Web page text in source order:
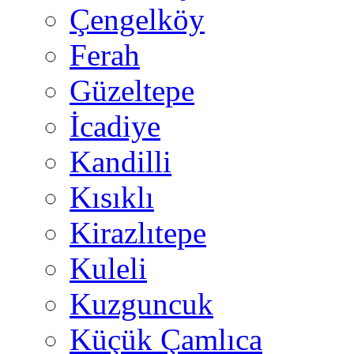
Çengelköy
Ferah
Güzeltepe
İcadiye
Kandilli
Kısıklı
Kirazlıtepe
Kuleli
Kuzguncuk
Küçük Çamlıca